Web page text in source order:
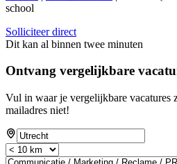
school
Solliciteer direct
Dit kan al binnen twee minuten
Ontvang vergelijkbare
Vul in waar je vergelijkbare vacatures
mailadres niet!